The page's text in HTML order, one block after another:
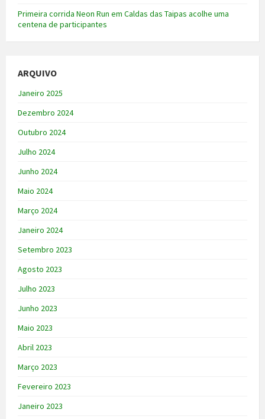
Primeira corrida Neon Run em Caldas das Taipas acolhe uma
centena de participantes
ARQUIVO
Janeiro 2025
Dezembro 2024
Outubro 2024
Julho 2024
Junho 2024
Maio 2024
Março 2024
Janeiro 2024
Setembro 2023
Agosto 2023
Julho 2023
Junho 2023
Maio 2023
Abril 2023
Março 2023
Fevereiro 2023
Janeiro 2023